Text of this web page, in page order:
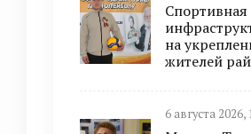
Спортивная
на
жителей
6 августа 2026,